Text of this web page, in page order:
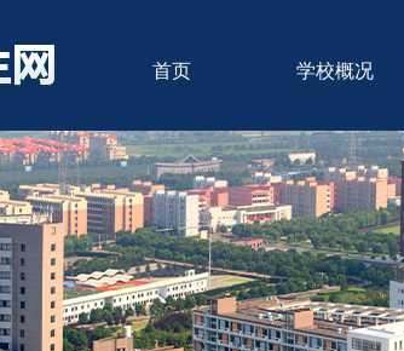
首页 学校概况